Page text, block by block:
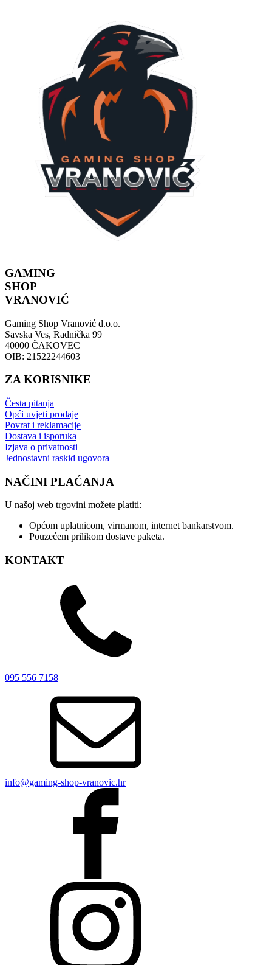
GAMING
SHOP
VRANOVIĆ
Gaming Shop Vranović d.o.o.
Savska Ves, Radnička 99
40000 ČAKOVEC
OIB: 21522244603
ZA KORISNIKE
Česta pitanja
Opći uvjeti prodaje
Povrat i reklamacije
Dostava i isporuka
Izjava o privatnosti
Jednostavni raskid ugovora
NAČINI PLAĆANJA
U našoj web trgovini možete platiti:
Općom uplatnicom, virmanom, internet bankarstvom.
Pouzećem prilikom dostave paketa.
KONTAKT
095 556 7158
info@gaming-shop-vranovic.hr